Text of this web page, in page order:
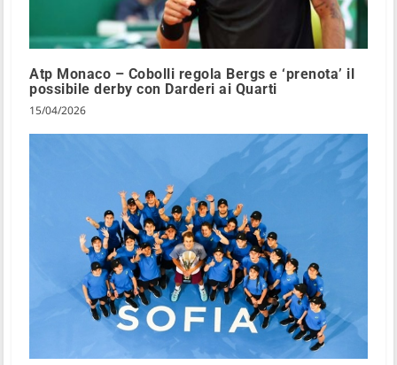
Atp Monaco – Cobolli regola Bergs e ‘prenota’ il
possibile derby con Darderi ai Quarti
15/04/2026